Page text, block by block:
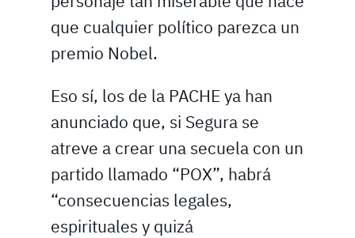
que cualquier político parezca un
premio Nobel.
Eso sí, los de la PACHE ya han
anunciado que, si Segura se
atreve a crear una secuela con un
partido llamado “POX”, habrá
“consecuencias legales,
espirituales y quizá